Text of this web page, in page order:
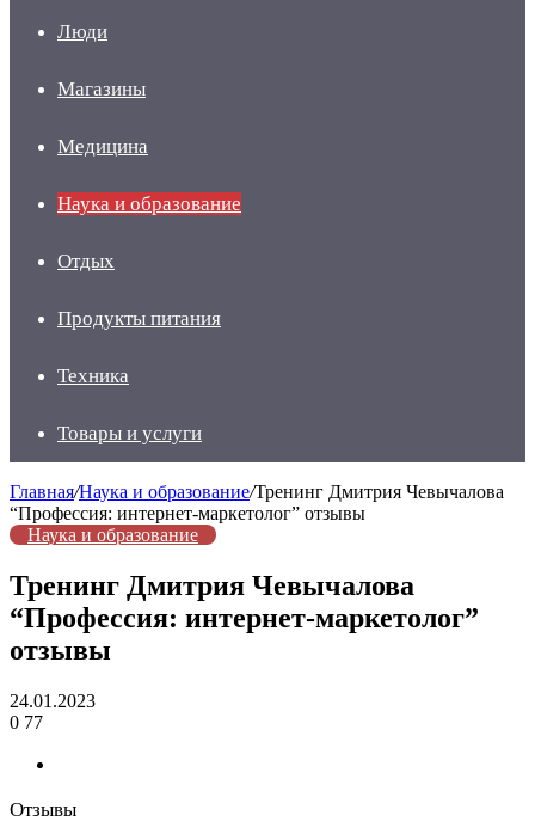
Люди
Магазины
Медицина
Наука и образование
Отдых
Продукты питания
Техника
Товары и услуги
Главная/Наука и образование/Тренинг Дмитрия Чевычалова
“Профессия: интернет-маркетолог” отзывы
Наука и образование
Тренинг Дмитрия Чевычалова
“Профессия: интернет-маркетолог”
отзывы
24.01.2023
0 77
Отзывы